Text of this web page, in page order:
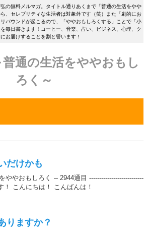
の無料メルマガ。タイトル通りあくまで「普通の生活をやや
、セレブリティな生活者は対象外です（笑）また「劇的にお
バウンドが起こるので、「ややおもしろくする」ことで「小
毎日書きます！コーヒー、音楽、占い、ビジネス、心理、ク
お届けすることを割と誓います！
通の生活をややおもし
ろく～
だけかも
ややおもしろく -- 2944通目 ---------------------------
！ こんにちは！ こんばんは！
りますか？